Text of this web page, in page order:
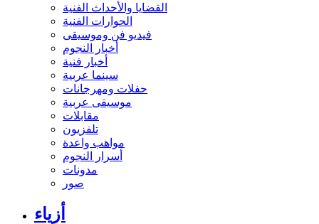
القضايا والأحداث الفنية
الحوارات الفنية
فيديو فن وموسيقى
أخبار النجوم
أخبار فنية
سينما عربية
حفلات ومهرجانات
موسيقى عربية
مقابلات
تلفزيون
مواهب واعدة
أسرار النجوم
مدونات
صور
أزياء